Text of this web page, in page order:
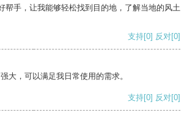
帮手，让我能够轻松找到目的地，了解当地的风土
支持[0] 反对[0]
大，可以满足我日常使用的需求。
支持[0] 反对[0]